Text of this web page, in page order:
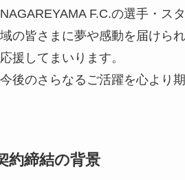
NAGAREYAMA F.C.の選手・ス
域の皆さまに夢や感動を届けら
応援してまいります。
今後のさらなるご活躍を心より
約締結の背景